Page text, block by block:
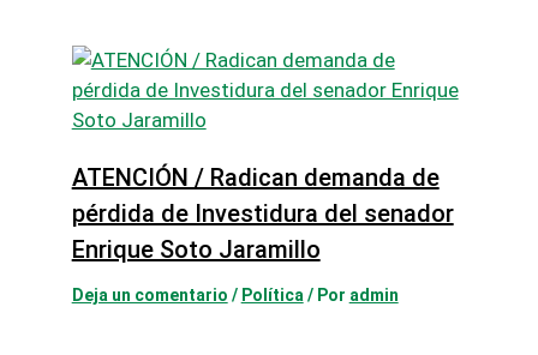
ATENCIÓN / Radican demanda de
pérdida de Investidura del senador
Enrique Soto Jaramillo
Deja un comentario / Política/ Por admin